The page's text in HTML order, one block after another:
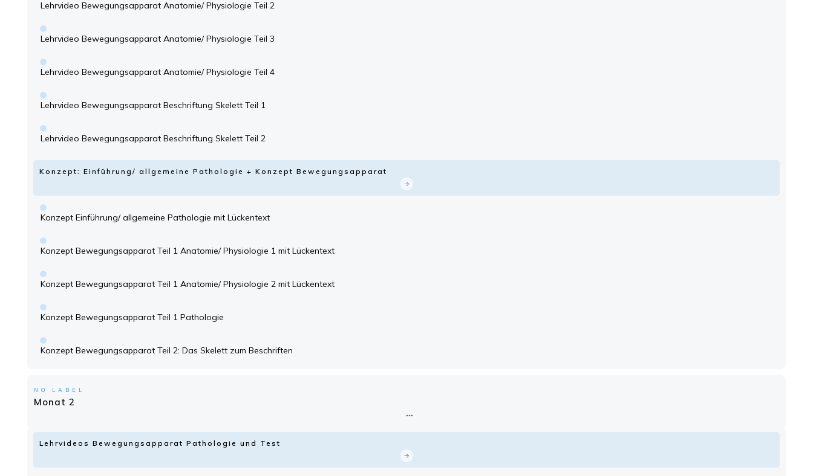
Lehrvideo Bewegungsapparat Anatomie/ Physiologie Teil 2
Lehrvideo Bewegungsapparat Anatomie/ Physiologie Teil 3
Lehrvideo Bewegungsapparat Anatomie/ Physiologie Teil 4
Lehrvideo Bewegungsapparat Beschriftung Skelett Teil 1
Lehrvideo Bewegungsapparat Beschriftung Skelett Teil 2
Konzept: Einführung/ allgemeine Pathologie + Konzept Bewegungsapparat
Konzept Einführung/ allgemeine Pathologie mit Lückentext
Konzept Bewegungsapparat Teil 1 Anatomie/ Physiologie 1 mit Lückentext
Konzept Bewegungsapparat Teil 1 Anatomie/ Physiologie 2 mit Lückentext
Konzept Bewegungsapparat Teil 1 Pathologie
Konzept Bewegungsapparat Teil 2: Das Skelett zum Beschriften
NO LABEL
Monat 2
Lehrvideos Bewegungsapparat Pathologie und Test